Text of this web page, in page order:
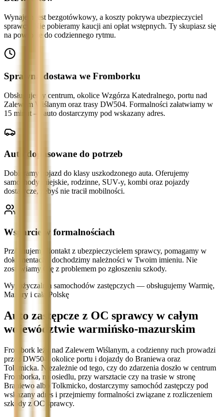
Wynajem jest bezgotówkowy, a koszty pokrywa ubezpieczyciel
sprawcy. Nie pobieramy kaucji ani opłat wstępnych. Ty skupiasz się
na powrocie do codziennego rytmu.
Sprawna dostawa we Fromborku
Obsługujemy centrum, okolice Wzgórza Katedralnego, portu nad
Zalewem Wiślanym oraz trasy DW504. Formalności załatwiamy w
15 minut — auto dostarczymy pod wskazany adres.
Auto dopasowane do potrzeb
Dobieramy pojazd do klasy uszkodzonego auta. Oferujemy
samochody miejskie, rodzinne, SUV-y, kombi oraz pojazdy
dostawcze, żebyś nie tracił mobilności.
Wsparcie w formalnościach
Przejmujemy kontakt z ubezpieczycielem sprawcy, pomagamy w
dokumentach i dochodzimy należności w Twoim imieniu. Nie
zostawiamy Cię z problemem po zgłoszeniu szkody.
Wypożyczalnia samochodów zastępczych — obsługujemy Warmię,
Mazury i całą Polskę
Auto zastępcze z OC sprawcy w całym
województwie warmińsko-mazurskim
Frombork leży nad Zalewem Wiślanym, a codzienny ruch prowadzi
przez DW504, okolice portu i dojazdy do Braniewa oraz
Tolkmicka. Niezależnie od tego, czy do zdarzenia doszło w centrum
Fromborka, na osiedlu, przy warsztacie czy na trasie w stronę
Braniewo albo Tolkmicko, dostarczymy samochód zastępczy pod
wskazany adres i przejmiemy formalności związane z rozliczeniem
szkody z OC sprawcy.